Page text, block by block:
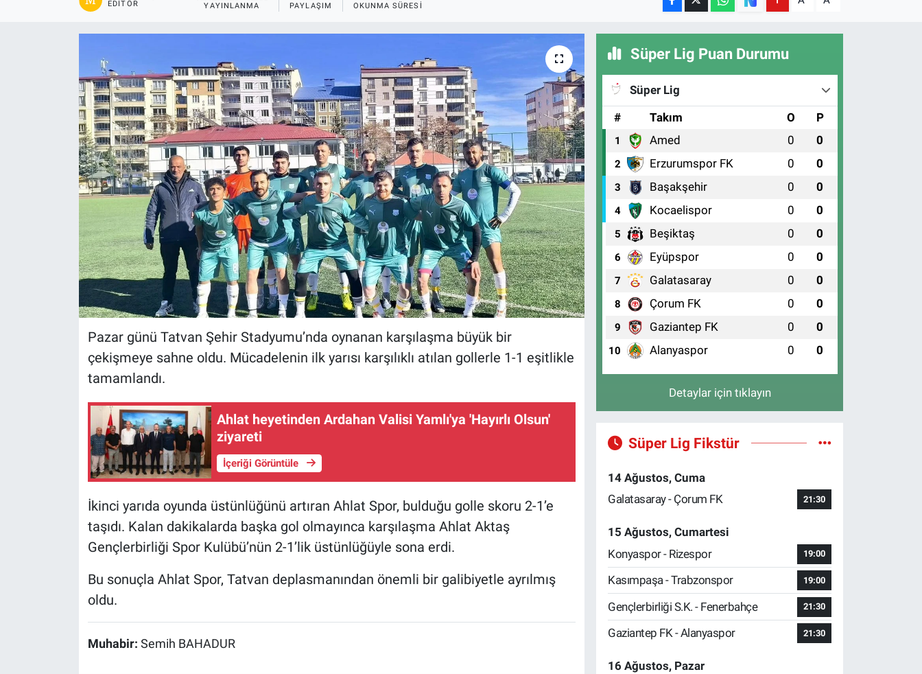
EDITÖR YAYINLANMA PAYLAŞIM OKUNMA SÜRESI
Pazar günü Tatvan Şehir Stadyumu’nda oynanan karşılaşma büyük bir
çekişmeye sahne oldu. Mücadelenin ilk yarısı karşılıklı atılan gollerle 1-1 eşitlikle
tamamlandı.
Ahlat heyetinden Ardahan Valisi Yamlı'ya 'Hayırlı Olsun'
ziyareti
İçeriği Görüntüle
İkinci yarıda oyunda üstünlüğünü artıran Ahlat Spor, bulduğu golle skoru 2-1’e
taşıdı. Kalan dakikalarda başka gol olmayınca karşılaşma Ahlat Aktaş
Gençlerbirliği Spor Kulübü’nün 2-1’lik üstünlüğüyle sona erdi.
Bu sonuçla Ahlat Spor, Tatvan deplasmanından önemli bir galibiyetle ayrılmış
oldu.
Muhabir: Semih BAHADUR
Süper Lig Puan Durumu
Süper Lig
#
Takım O P
1 Amed 0 0
2 Erzurumspor FK 0 0
3 Başakşehir 0 0
4 Kocaelispor 0 0
5 Beşiktaş 0 0
6 Eyüpspor 0 0
7 Galatasaray 0 0
8 Çorum FK 0 0
9 Gaziantep FK 0 0
10 Alanyaspor 0 0
Detaylar için tıklayın
Süper Lig Fikstür
14 Ağustos, Cuma
Galatasaray - Çorum FK
21:30
15 Ağustos, Cumartesi
Konyaspor - Rizespor
19:00
Kasımpaşa - Trabzonspor 19:00
Gençlerbirliği S.K. - Fenerbahçe 21:30
Gaziantep FK - Alanyaspor 21:30
16 Ağustos, Pazar
Kültür-Sanat
Magazin
Politika
Resmi İlanlar